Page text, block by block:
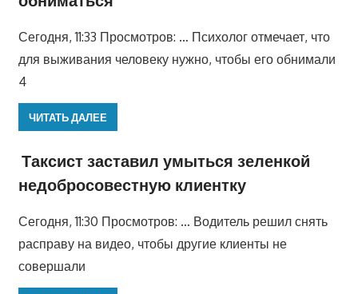
Сегодня, 11:33 Просмотров: … Психолог отмечает, что
для выживания человеку нужно, чтобы его обнимали
4
ЧИТАТЬ ДАЛЕЕ
Таксист заставил умыться зеленкой
недобросовестную клиентку
Сегодня, 11:30 Просмотров: … Водитель решил снять
расправу на видео, чтобы другие клиенты не
совершали